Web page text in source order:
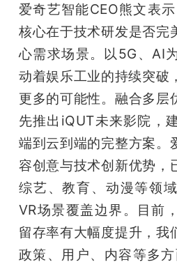
机
爱奇艺智能CEO熊文表
核心在于技术研发是否完
心需求场景。以5G、AI
动着娱乐工业的持续突破
更多的可能性。融合多层
先推出iQUT未来影院，
端到云到端的完整方案。
容创意与技术创新优势，
综艺、教育、动漫等领
VR场景覆盖边界。目前
留存率有大幅度提升，我
政策、用户、内容等多